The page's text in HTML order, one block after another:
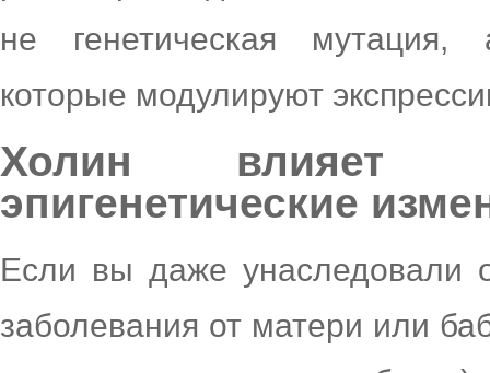
не генетическая мутация,
которые модулируют
Холин влияет
эпигенетические
Если вы даже унаследовали
заболевания от матери или